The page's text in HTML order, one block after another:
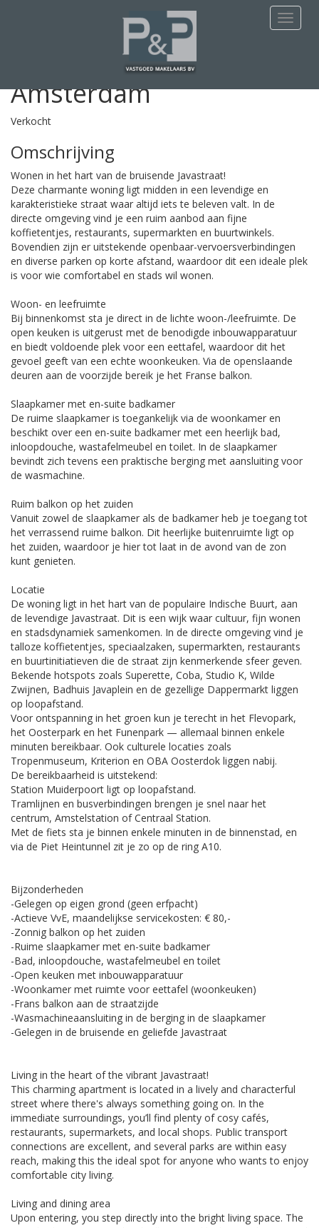
Deze woning is verkocht
Javastraat 82-3
Amsterdam
Verkocht
Omschrijving
Wonen in het hart van de bruisende Javastraat!
Deze charmante woning ligt midden in een levendige en
karakteristieke straat waar altijd iets te beleven valt. In de
directe omgeving vind je een ruim aanbod aan fijne
koffietentjes, restaurants, supermarkten en buurtwinkels.
Bovendien zijn er uitstekende openbaar-vervoersverbindingen
en diverse parken op korte afstand, waardoor dit een ideale plek
is voor wie comfortabel en stads wil wonen.
Woon- en leefruimte
Bij binnenkomst sta je direct in de lichte woon-/leefruimte. De
open keuken is uitgerust met de benodigde inbouwapparatuur
en biedt voldoende plek voor een eettafel, waardoor dit het
gevoel geeft van een echte woonkeuken. Via de openslaande
deuren aan de voorzijde bereik je het Franse balkon.
Slaapkamer met en-suite badkamer
De ruime slaapkamer is toegankelijk via de woonkamer en
beschikt over een en-suite badkamer met een heerlijk bad,
inloopdouche, wastafelmeubel en toilet. In de slaapkamer
bevindt zich tevens een praktische berging met aansluiting voor
de wasmachine.
Ruim balkon op het zuiden
Vanuit zowel de slaapkamer als de badkamer heb je toegang tot
het verrassend ruime balkon. Dit heerlijke buitenruimte ligt op
het zuiden, waardoor je hier tot laat in de avond van de zon
kunt genieten.
Locatie
De woning ligt in het hart van de populaire Indische Buurt, aan
de levendige Javastraat. Dit is een wijk waar cultuur, fijn wonen
en stadsdynamiek samenkomen. In de directe omgeving vind je
talloze koffietentjes, speciaalzaken, supermarkten, restaurants
en buurtinitiatieven die de straat zijn kenmerkende sfeer geven.
Bekende hotspots zoals Superette, Coba, Studio K, Wilde
Zwijnen, Badhuis Javaplein en de gezellige Dappermarkt liggen
op loopafstand.
Voor ontspanning in het groen kun je terecht in het Flevopark,
het Oosterpark en het Funenpark — allemaal binnen enkele
minuten bereikbaar. Ook culturele locaties zoals
Tropenmuseum, Kriterion en OBA Oosterdok liggen nabij.
De bereikbaarheid is uitstekend:
Station Muiderpoort ligt op loopafstand.
Tramlijnen en busverbindingen brengen je snel naar het
centrum, Amstelstation of Centraal Station.
Met de fiets sta je binnen enkele minuten in de binnenstad, en
via de Piet Heintunnel zit je zo op de ring A10.
Bijzonderheden
-Gelegen op eigen grond (geen erfpacht)
-Actieve VvE, maandelijkse servicekosten: € 80,-
-Zonnig balkon op het zuiden
-Ruime slaapkamer met en-suite badkamer
-Bad, inloopdouche, wastafelmeubel en toilet
-Open keuken met inbouwapparatuur
-Woonkamer met ruimte voor eettafel (woonkeuken)
-Frans balkon aan de straatzijde
-Wasmachineaansluiting in de berging in de slaapkamer
-Gelegen in de bruisende en geliefde Javastraat
Living in the heart of the vibrant Javastraat!
This charming apartment is located in a lively and characterful
street where there's always something going on. In the
immediate surroundings, you’ll find plenty of cosy cafés,
restaurants, supermarkets, and local shops. Public transport
connections are excellent, and several parks are within easy
reach, making this the ideal spot for anyone who wants to enjoy
comfortable city living.
Living and dining area
Upon entering, you step directly into the bright living space. The